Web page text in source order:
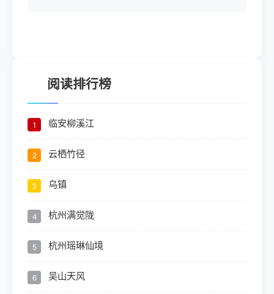
阅读排行榜
1 临安柳溪江
2 云栖竹径
3 乌镇
4 杭州满觉陇
5 杭州瑶琳仙境
6 吴山天风